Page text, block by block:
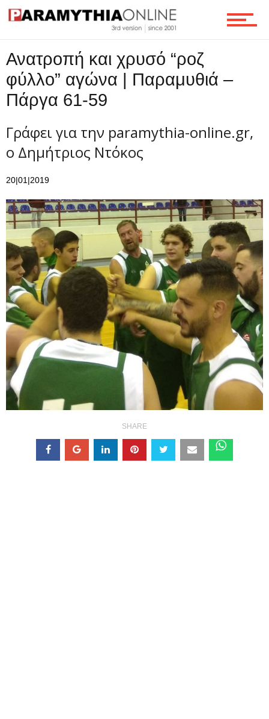
Ανατροπή και χρυσό “ροζ
φύλλο” αγώνα | Παραμυθιά –
Πάργα 61-59
Γράφει για την paramythia-online.gr,
ο Δημήτριος Ντόκος
20|01|2019
SHARE